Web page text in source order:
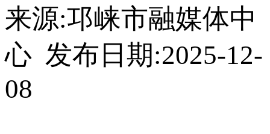
来源:邛崃市融媒体中
心 发布日期:2025-12-
08